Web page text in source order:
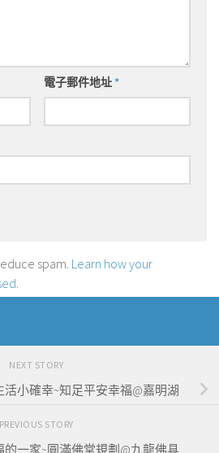
電子郵件地址*
spam. Learn how your
.
NEXT STORY
活小確幸~知足平安幸福@嘉明湖
PREVIOUS STORY
一家~圓滿佛堂規劃@九龍佛具